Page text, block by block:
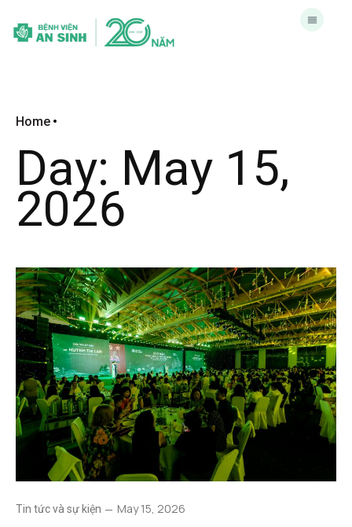
Home
Day: May 15,
2026
May 15, 2026
Tin tức và sự kiện